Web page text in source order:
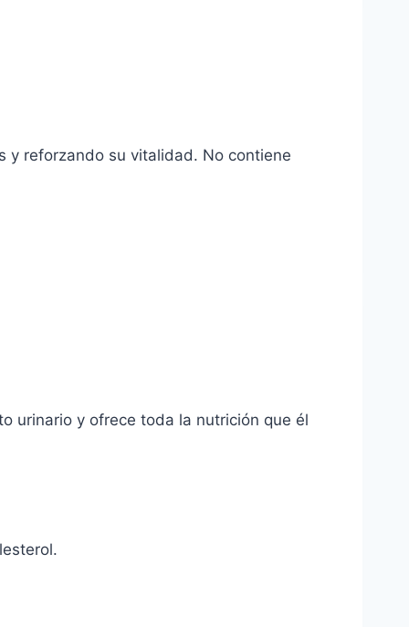
y reforzando su vitalidad. No contiene
urinario y ofrece toda la nutrición que él